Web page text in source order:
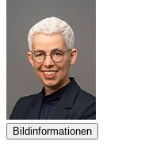
Bildinformationen